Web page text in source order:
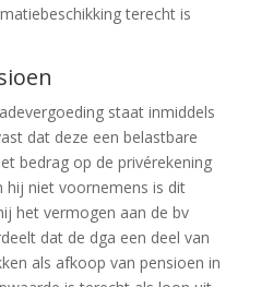
terecht is
staat inmiddels
dat deze een belastbare
bedrag op de privérekening
hij niet voornemens is dit
het vermogen aan de bv
dat de dga een deel van
als afkoop van pensioen in